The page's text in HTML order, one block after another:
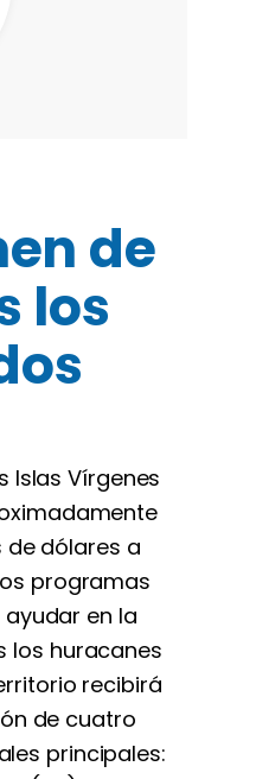
de
los
Islas Vírgenes
de dólares a
programas
en la
los huracanes
recibirá
de cuatro
principales: